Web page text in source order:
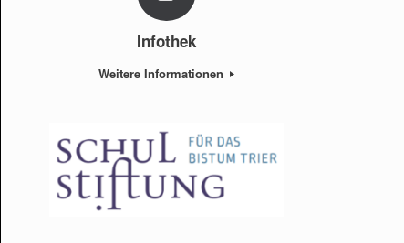
Infothek
Weitere Informationen